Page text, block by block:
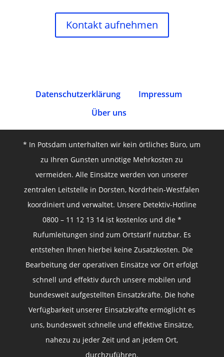
Kontakt aufnehmen
Datenschutz­erklärung
Impressum
Über uns
* In Potsdam unterhalten wir kein örtliches Büro, um
zu Ihren Gunsten unnötige Mehrkosten zu
vermeiden. Alle Einsätze werden von unserer
zentralen Leitstelle in Dorsten, Nordrhein-Westfalen
koordiniert und verwaltet. Unsere Detektiv-Hotline
0800 – 11 12 13 14 ist kostenlos und die *
Rufumleitungen sind zum Ortstarif nutzbar. Es
entstehen Ihnen hierbei keine Zusatzkosten. Die
Bearbeitung der operativen Einsätze vor Ort erfolgt
schnell und effektiv durch unsere mobilen und
bundesweit aufgestellten Einsatzkräfte. Die hohe
Verfügbarkeit unserer Einsatzkräfte ermöglicht es
uns, bundesweit schnelle und effektive Einsätze,
nahezu zu jeder Zeit und an jedem Ort,
durchzuführen.